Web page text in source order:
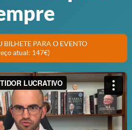
BILHETE PARA O EVENTO
atual: 147€)